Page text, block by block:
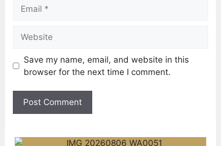
Save my name, email, and website in this
browser for the next time I comment.